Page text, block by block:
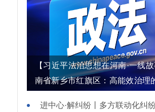
【习近平法治思想在河南·一线
南省新乡市红旗区：高能效治理